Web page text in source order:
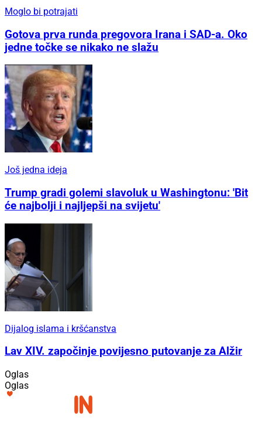
Moglo bi potrajati
Gotova prva runda pregovora Irana i SAD-a. Oko
jedne točke se nikako ne slažu
Još jedna ideja
Trump gradi golemi slavoluk u Washingtonu: 'Bit
će najbolji i najljepši na svijetu'
Dijalog islama i kršćanstva
Lav XIV. započinje povijesno putovanje za Alžir
Oglas
Oglas